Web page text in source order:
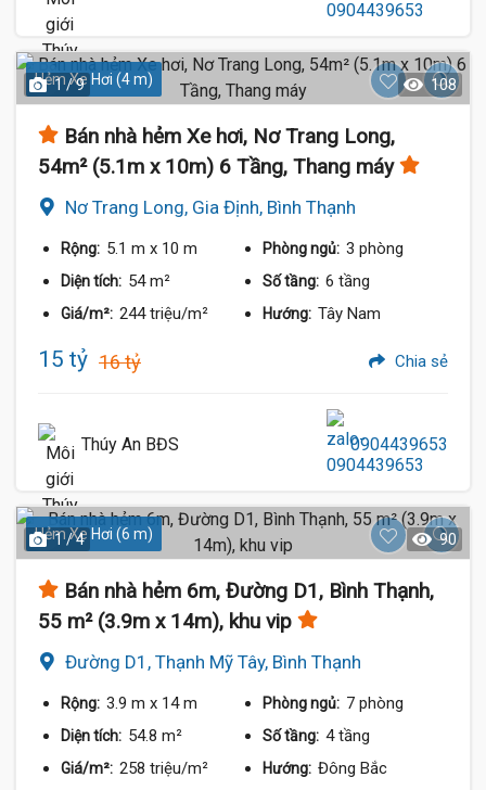
Hẻm Xe Hơi (4 m)
1 / 9 108
Bán nhà hẻm Xe hơi, Nơ Trang Long,
54m² (5.1m x 10m) 6 Tầng, Thang máy
Nơ Trang Long, Gia Định, Bình Thạnh
Rộng: 5.1 m x 10 m Phòng ngủ: 3 phòng
Diện tích: 54 m² Số tầng: 6 tầng
Giá/m²: 244 triệu/m² Hướng: Tây Nam
15 tỷ 16 tỷ Chia sẻ
Thúy An BĐS 0904439653
Hẻm Xe Hơi (6 m)
1 / 4 90
Bán nhà hẻm 6m, Đường D1, Bình Thạnh,
55 m² (3.9m x 14m), khu vip
Đường D1, Thạnh Mỹ Tây, Bình Thạnh
Rộng: 3.9 m x 14 m Phòng ngủ: 7 phòng
Diện tích: 54.8 m² Số tầng: 4 tầng
Giá/m²: 258 triệu/m² Hướng: Đông Bắc